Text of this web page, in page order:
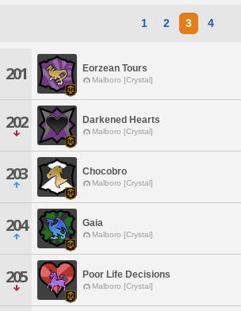
1 2 3 4
201 Eorzean Tours
Malboro [Crystal]
202 Darkened Hearts
Malboro [Crystal]
203 Chocobro
Malboro [Crystal]
204 Gaia
Malboro [Crystal]
205 Poor Life Decisions
Malboro [Crystal]